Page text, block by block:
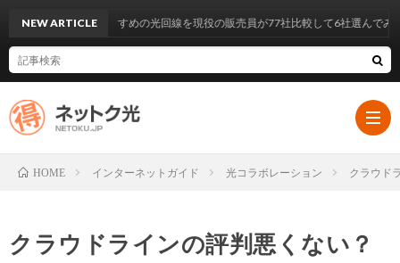
NEW ARTICLE
今おすすめの光回線を現役の販売員が77社比較して6社選んでみた
HOME インターネットガイド 光コラボレーション クラウド
クラウドラインの評判悪くない？